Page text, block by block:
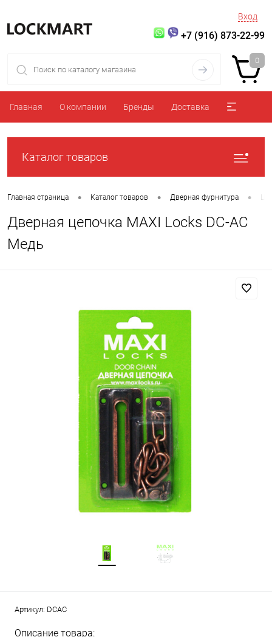
Вход
+7 (916) 873-22-99
0
Главная О компании Бренды Доставка
Каталог товаров
Главная страница • Каталог товаров • Дверная фурнитура •
Дверная цепочка MAXI Locks DC-AC
Медь
Артикул: DCAC
Описание товара: